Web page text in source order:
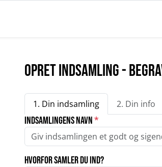
Opret indsamling -
1. Din indsamling 2. Din info
Indsamlingens navn*
Hvorfor samler du ind?